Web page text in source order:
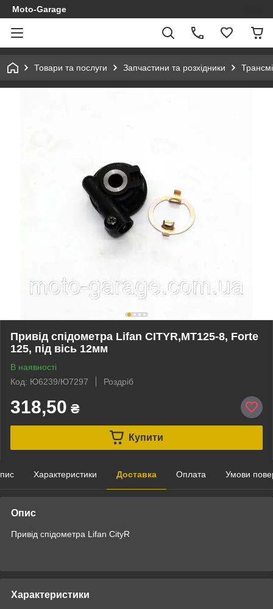
Moto-Garage
Товари та послуги Запчастини та розхідники
Привід спідометра Lifan CITYR,МТ125-8, Forte
125, під вісь 12мм
В наявності
Код: Ю6239/Ю7297
Роздріб
318,50 ₴
Купити
Характеристики Доставка Оплата Умови
Опис
Привід спідометра Lifan CityR
Характеристики